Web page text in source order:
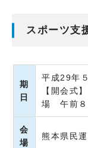
スポーツ支
期
日
平成29年
【開会式
場 午前８
会
場
熊本県民